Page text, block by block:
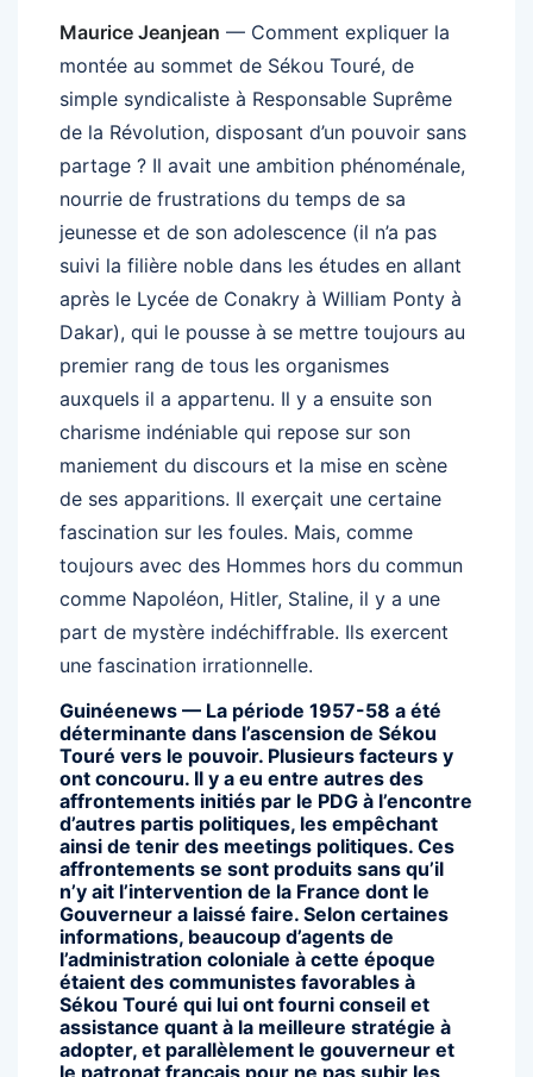
Maurice Jeanjean — Comment expliquer la
montée au sommet de Sékou Touré, de
simple syndicaliste à Responsable Suprême
de la Révolution, disposant d’un pouvoir sans
partage ? Il avait une ambition phénoménale,
nourrie de frustrations du temps de sa
jeunesse et de son adolescence (il n’a pas
suivi la filière noble dans les études en allant
après le Lycée de Conakry à William Ponty à
Dakar), qui le pousse à se mettre toujours au
premier rang de tous les organismes
auxquels il a appartenu. Il y a ensuite son
charisme indéniable qui repose sur son
maniement du discours et la mise en scène
de ses apparitions. Il exerçait une certaine
fascination sur les foules. Mais, comme
toujours avec des Hommes hors du commun
comme Napoléon, Hitler, Staline, il y a une
part de mystère indéchiffrable. Ils exercent
une fascination irrationnelle.
Guinéenews — La période 1957-58 a été
déterminante dans l’ascension de Sékou
Touré vers le pouvoir. Plusieurs facteurs y
ont concouru. Il y a eu entre autres des
affrontements initiés par le PDG à l’encontre
d’autres partis politiques, les empêchant
ainsi de tenir des meetings politiques. Ces
affrontements se sont produits sans qu’il
n’y ait l’intervention de la France dont le
Gouverneur a laissé faire. Selon certaines
informations, beaucoup d’agents de
l’administration coloniale à cette époque
étaient des communistes favorables à
Sékou Touré qui lui ont fourni conseil et
assistance quant à la meilleure stratégie à
adopter, et parallèlement le gouverneur et